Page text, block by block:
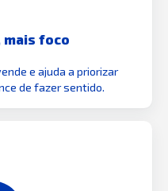
foco
e ajuda a priorizar
de fazer sentido.